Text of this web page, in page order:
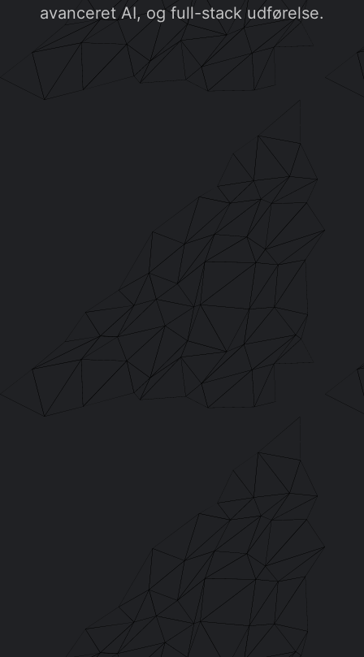
avanceret AI, og full-stack udførelse.